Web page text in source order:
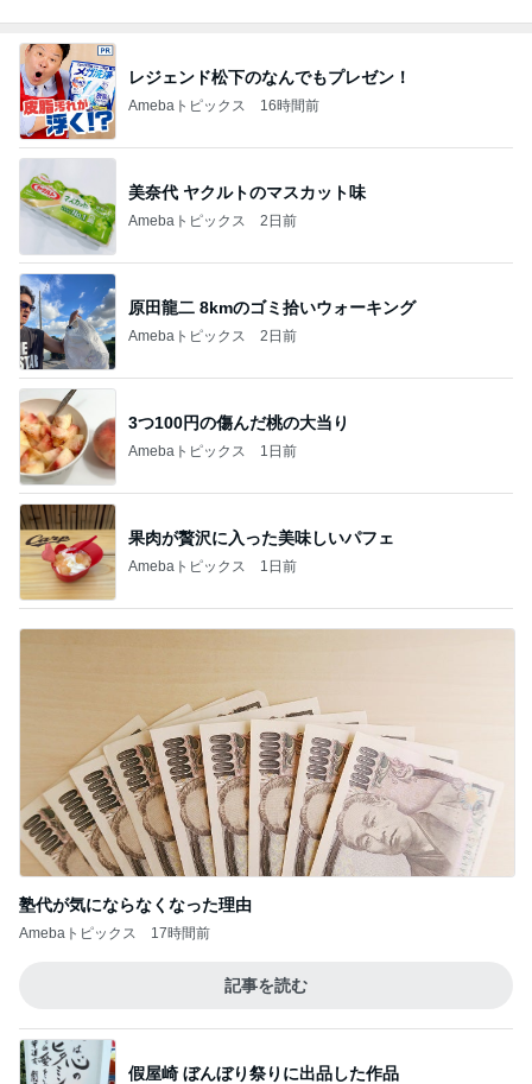
レジェンド松下のなんでもプレゼン！
Amebaトピックス 16時間前
美奈代 ヤクルトのマスカット味
Amebaトピックス 2日前
原田龍二 8kmのゴミ拾いウォーキング
Amebaトピックス 2日前
3つ100円の傷んだ桃の大当り
Amebaトピックス 1日前
果肉が贅沢に入った美味しいパフェ
Amebaトピックス 1日前
塾代が気にならなくなった理由
Amebaトピックス 17時間前
記事を読む
假屋崎 ぼんぼり祭りに出品した作品